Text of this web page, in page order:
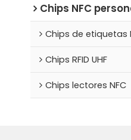
Chips NFC
Chips de etiquetas
Chips RFID UHF
Chips lectores NFC